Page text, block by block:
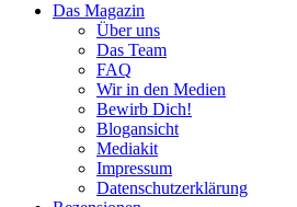
Das Magazin
Über uns
Das Team
FAQ
Wir in den Medien
Bewirb Dich!
Blogansicht
Mediakit
Impressum
Datenschutzerklärung